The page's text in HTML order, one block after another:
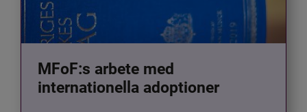
MFoF:s arbete med
internationella adoptioner